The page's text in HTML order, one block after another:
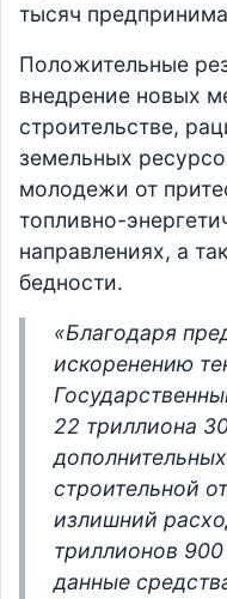
тысяч
Положительные
внедрение новых
строительстве,
земельных
молодежи от
топливно-
направлениях, а
бедности.
«Благодаря
искоренению
22 триллиона
строительной
излишний
триллионов
данные